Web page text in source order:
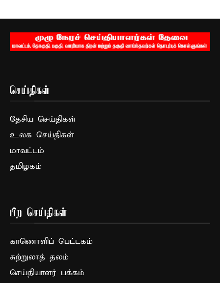
செய்திகள்
தேசிய செய்திகள்
உலக செய்திகள்
மாவட்டம்
தமிழகம்
பிற செய்திகள்
காணொளிப் பெட்டகம்
சுற்றுலாத் தலம்
செய்தியாளர் பக்கம்